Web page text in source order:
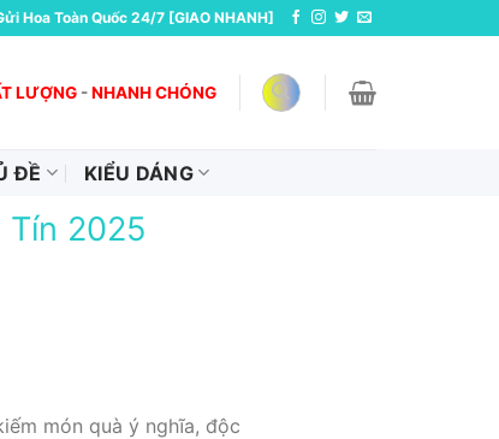
Hoa Toàn Quốc 24/7 [GIAO NHANH]
LƯỢNG -NHANH CHÓNG
ĐỀ KIỂU DÁNG
Tín 2025
món quà ý nghĩa, độc